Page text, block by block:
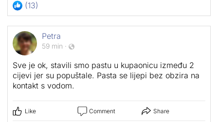
(13)
Petra
59 min ·
Sve je ok, stavili smo pastu u kupaonicu između 2
cijevi jer su popuštale. Pasta se lijepi bez obzira na
kontakt s vodom.
Like Comment Share